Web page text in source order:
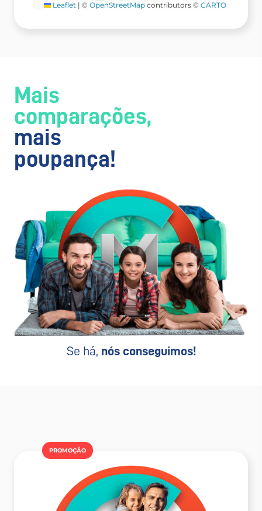
Leaflet | © OpenStreetMap contributors © CARTO
Mais
comparações,
mais
poupança!
Se há, nós conseguimos!
PROMOÇÂO